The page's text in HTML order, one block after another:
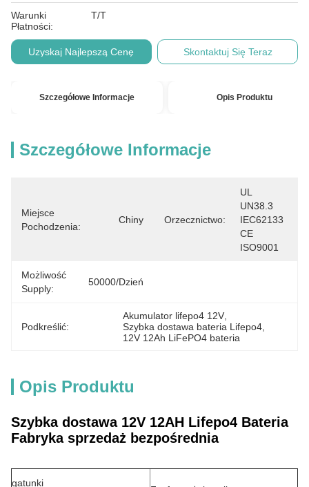
Warunki
Płatności:
T/T
Uzyskaj Najlepszą Cenę Skontaktuj Się Teraz
Szczegółowe Informacje Opis Produktu
Szczegółowe Informacje
Miejsce
Pochodzenia:
Chiny Orzecznictwo:
UL
UN38.3
IEC62133
CE
ISO9001
Możliwość
Supply:
50000/dzień
Podkreślić:
Akumulator lifepo4 12V
Szybka dostawa bateria Lifepo4
12V 12Ah LiFePO4 bateria
Opis Produktu
Szybka dostawa 12V 12AH Lifepo4 Bateria
Fabryka sprzedaż bezpośrednia
gatunki